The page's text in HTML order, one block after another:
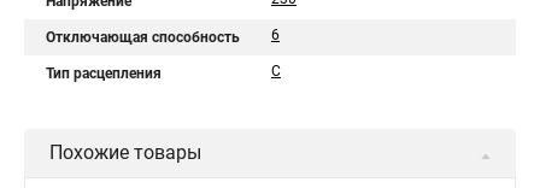
Отключающая способность 6
Тип расцепления C
Похожие товары